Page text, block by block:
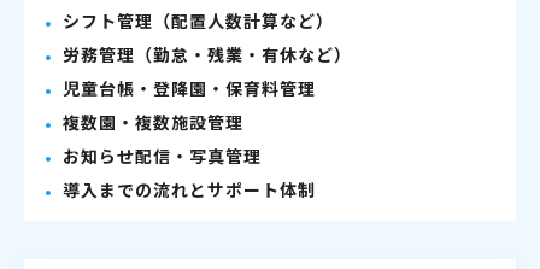
シフト管理（配置人数計算など）
労務管理（勤怠・残業・有休など）
児童台帳・登降園・保育料管理
複数園・複数施設管理
お知らせ配信・写真管理
導入までの流れとサポート体制